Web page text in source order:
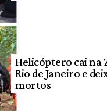
Helicóptero cai na
Rio de Janeiro e
mortos